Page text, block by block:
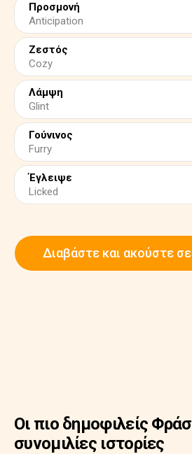
Προσμονή
Anticipation
Ζεστός
Cozy
Λάμψη
Glint
Γούνινος
Furry
Έγλειψε
Licked
Διαβάστε και ακούστε
Οι πιο δημοφιλείς
συνομιλίες ιστορίες